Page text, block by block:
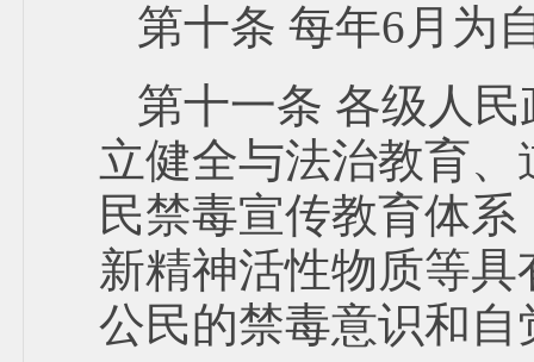
第十条 每年6月为
第十一条 各级人
立健全与法治教育
民禁毒宣传教育体
新精神活性物质等
公民的禁毒意识和